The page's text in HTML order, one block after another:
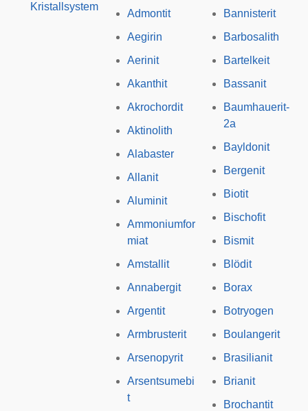
Kristallsystem
Admontit
Aegirin
Aerinit
Akanthit
Akrochordit
Aktinolith
Alabaster
Allanit
Aluminit
Ammoniumfor
miat
Amstallit
Annabergit
Argentit
Armbrusterit
Arsenopyrit
Arsentsumebi
t
Bannisterit
Barbosalith
Bartelkeit
Bassanit
Baumhauerit-
2a
Bayldonit
Bergenit
Biotit
Bischofit
Bismit
Blödit
Borax
Botryogen
Boulangerit
Brasilianit
Brianit
Brochantit